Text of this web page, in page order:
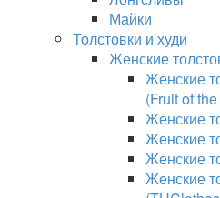
Майки
Толстовки и худи
Женские
Женские
(Fruit of
Женские
Женские
Женские
Женские